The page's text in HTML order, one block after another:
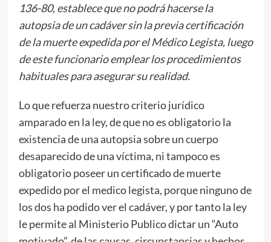
136-80, establece que no podrá hacerse la
autopsia de un cadáver sin la previa certificación
de la muerte expedida por el Médico Legista, luego
de este funcionario emplear los procedimientos
habituales para asegurar su realidad.
Lo que refuerza nuestro criterio jurídico
amparado en la ley, de que no es obligatorio la
existencia de una autopsia sobre un cuerpo
desaparecido de una víctima, ni tampoco es
obligatorio poseer un certificado de muerte
expedido por el medico legista, porque ninguno de
los dos ha podido ver el cadáver, y por tanto la ley
le permite al Ministerio Publico dictar un “Auto